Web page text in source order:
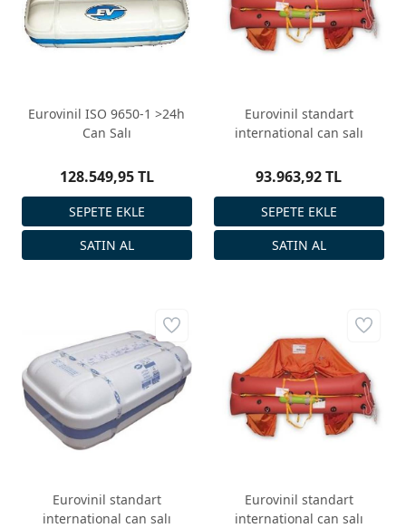
Eurovinil ISO 9650-1 >24h
Can Salı
128.549,95 TL
Eurovinil standart
international can salı
93.963,92 TL
Eurovinil standart
international can salı
Eurovinil standart
international can salı